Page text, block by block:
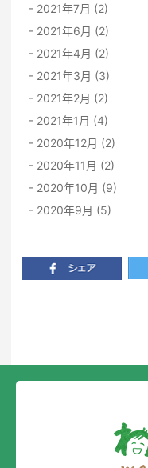
2021年7月 (2)
2021年6月 (2)
2021年4月 (2)
2021年3月 (3)
2021年2月 (2)
2021年1月 (4)
2020年12月 (2)
2020年11月 (2)
2020年10月 (9)
2020年9月 (5)